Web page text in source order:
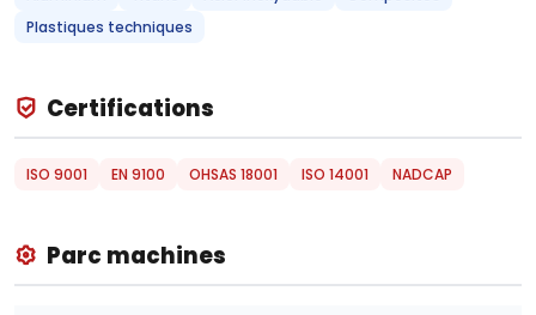
Plastiques techniques
Certifications
ISO 9001 EN 9100 OHSAS 18001 ISO 14001 NADCAP
Parc machines